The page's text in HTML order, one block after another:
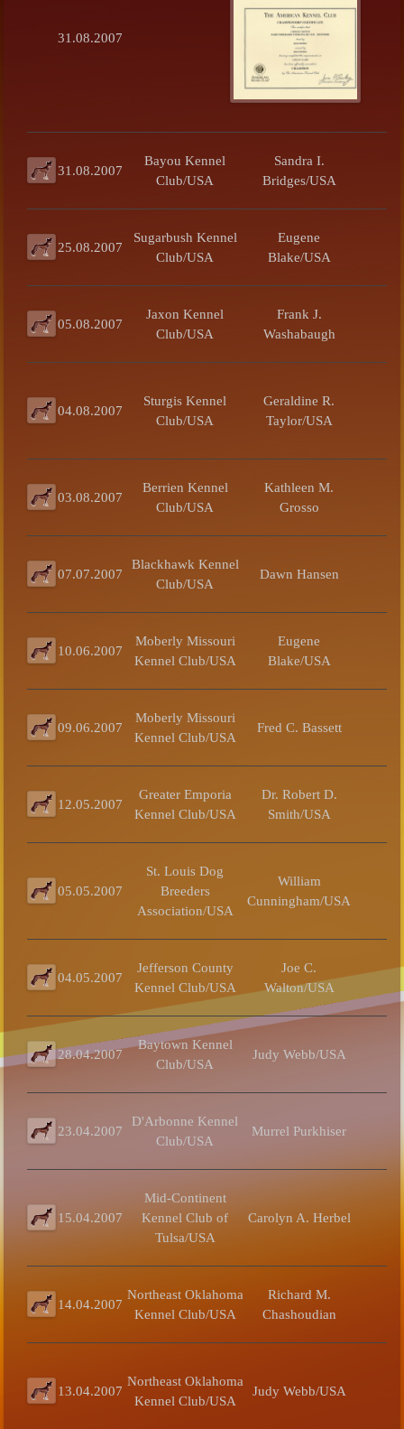
31.08.2007
31.08.2007
Bayou Kennel
Club/USA
Sandra I.
Bridges/USA
25.08.2007
Sugarbush Kennel
Club/USA
Eugene
Blake/USA
05.08.2007
Jaxon Kennel
Club/USA
Frank J.
Washabaugh
04.08.2007
Sturgis Kennel
Club/USA
Geraldine R.
Taylor/USA
03.08.2007
Berrien Kennel
Club/USA
Kathleen M.
Grosso
07.07.2007
Blackhawk Kennel
Club/USA
Dawn Hansen
10.06.2007
Moberly Missouri
Kennel Club/USA
Eugene
Blake/USA
09.06.2007
Moberly Missouri
Kennel Club/USA
Fred C. Bassett
12.05.2007
Greater Emporia
Kennel Club/USA
Dr. Robert D.
Smith/USA
05.05.2007
St. Louis Dog
Breeders
Association/USA
William
Cunningham/USA
04.05.2007
Jefferson County
Kennel Club/USA
Joe C.
Walton/USA
28.04.2007
Baytown Kennel
Club/USA
Judy Webb/USA
23.04.2007
D'Arbonne Kennel
Club/USA
Murrel Purkhiser
15.04.2007
Mid-Continent
Kennel Club of
Tulsa/USA
Carolyn A. Herbel
14.04.2007
Northeast Oklahoma
Kennel Club/USA
Richard M.
Chashoudian
13.04.2007
Northeast Oklahoma
Kennel Club/USA
Judy Webb/USA